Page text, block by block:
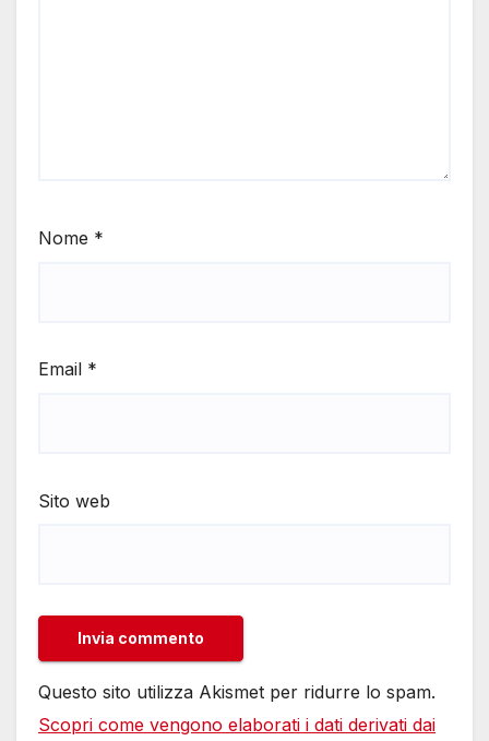
Nome *
Email *
Sito web
Questo sito utilizza Akismet per ridurre lo spam.
Scopri come vengono elaborati i dati derivati dai